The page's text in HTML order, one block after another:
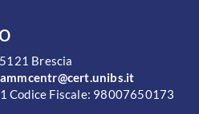
Brescia
ammcentr@cert.unibs.it
Codice Fiscale: 98007650173